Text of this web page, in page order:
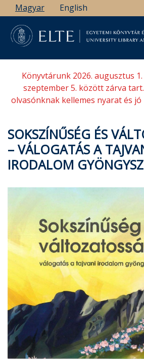
Ugrás
a
tartalomra
Magyar English
Könyvtárunk 2026. augusztus 1.
szeptember 5. között zárva
olvasónknak kellemes nyarat és
SOKSZÍNŰSÉG ÉS
– VÁLOGATÁS A
IRODALOM